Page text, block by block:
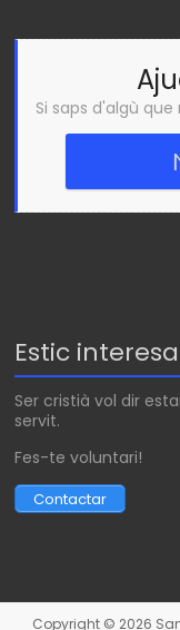
Si saps d'algù
Estic
Ser cristià vol dir
servit.
Fes-te voluntari!
Contactar
Copyright © 2026